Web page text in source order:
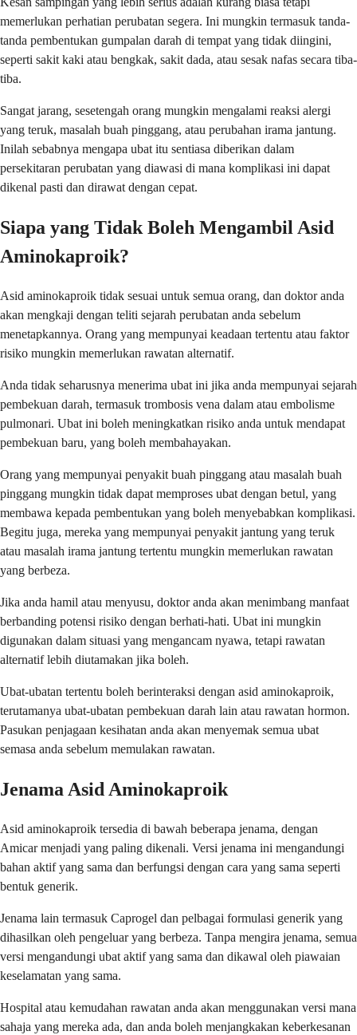
memerlukan perhatian perubatan segera. Ini mungkin termasuk tanda-
tanda pembentukan gumpalan darah di tempat yang tidak diingini,
seperti sakit kaki atau bengkak, sakit dada, atau sesak nafas secara tiba-
tiba.
Sangat jarang, sesetengah orang mungkin mengalami reaksi alergi
yang teruk, masalah buah pinggang, atau perubahan irama jantung.
Inilah sebabnya mengapa ubat itu sentiasa diberikan dalam
persekitaran perubatan yang diawasi di mana komplikasi ini dapat
dikenal pasti dan dirawat dengan cepat.
Siapa yang Tidak Boleh Mengambil Asid
Aminokaproik?
Asid aminokaproik tidak sesuai untuk semua orang, dan doktor anda
akan mengkaji dengan teliti sejarah perubatan anda sebelum
menetapkannya. Orang yang mempunyai keadaan tertentu atau faktor
risiko mungkin memerlukan rawatan alternatif.
Anda tidak seharusnya menerima ubat ini jika anda mempunyai sejarah
pembekuan darah, termasuk trombosis vena dalam atau embolisme
pulmonari. Ubat ini boleh meningkatkan risiko anda untuk mendapat
pembekuan baru, yang boleh membahayakan.
Orang yang mempunyai penyakit buah pinggang atau masalah buah
pinggang mungkin tidak dapat memproses ubat dengan betul, yang
membawa kepada pembentukan yang boleh menyebabkan komplikasi.
Begitu juga, mereka yang mempunyai penyakit jantung yang teruk
atau masalah irama jantung tertentu mungkin memerlukan rawatan
yang berbeza.
Jika anda hamil atau menyusu, doktor anda akan menimbang manfaat
berbanding potensi risiko dengan berhati-hati. Ubat ini mungkin
digunakan dalam situasi yang mengancam nyawa, tetapi rawatan
alternatif lebih diutamakan jika boleh.
Ubat-ubatan tertentu boleh berinteraksi dengan asid aminokaproik,
terutamanya ubat-ubatan pembekuan darah lain atau rawatan hormon.
Pasukan penjagaan kesihatan anda akan menyemak semua ubat
semasa anda sebelum memulakan rawatan.
Jenama Asid Aminokaproik
Asid aminokaproik tersedia di bawah beberapa jenama, dengan
Amicar menjadi yang paling dikenali. Versi jenama ini mengandungi
bahan aktif yang sama dan berfungsi dengan cara yang sama seperti
bentuk generik.
Jenama lain termasuk Caprogel dan pelbagai formulasi generik yang
dihasilkan oleh pengeluar yang berbeza. Tanpa mengira jenama, semua
versi mengandungi ubat aktif yang sama dan dikawal oleh piawaian
keselamatan yang sama.
Hospital atau kemudahan rawatan anda akan menggunakan versi mana
sahaja yang mereka ada, dan anda boleh menjangkakan keberkesanan